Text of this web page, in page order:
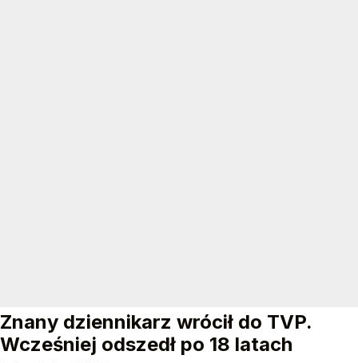
Znany dziennikarz wrócił do TVP.
Wcześniej odszedł po 18 latach